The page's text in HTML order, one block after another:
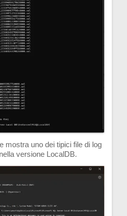
mostra uno dei tipici file di log
versione LocalDB.